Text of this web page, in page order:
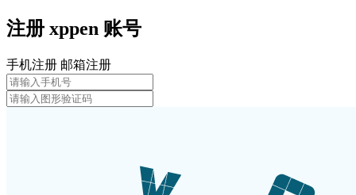
注册 xppen 账号
手机注册 邮箱注册